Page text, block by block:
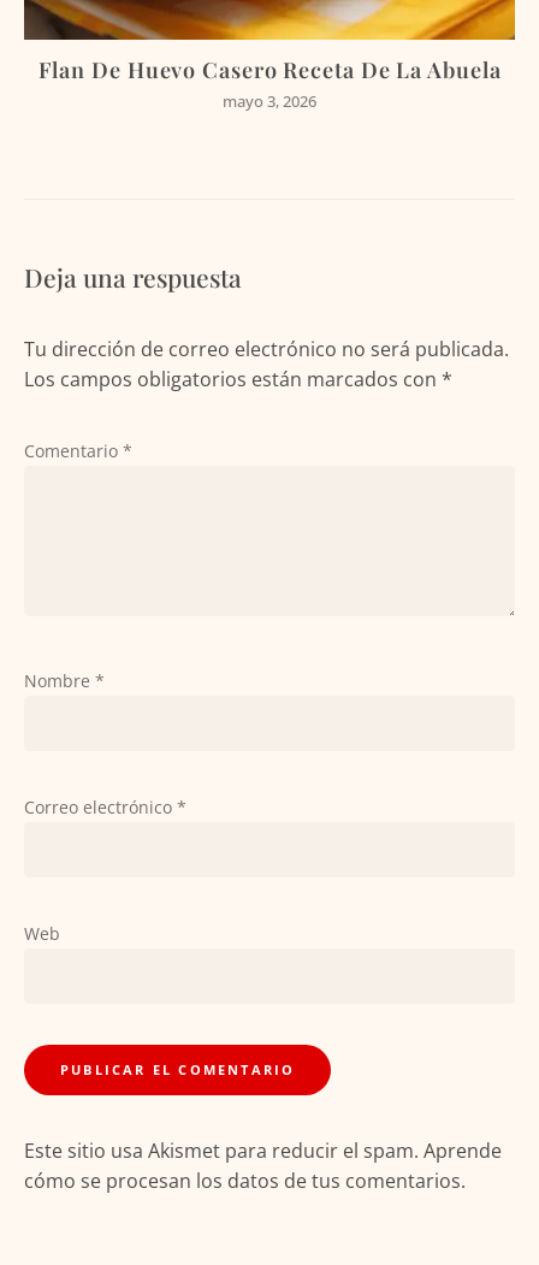
Flan De Huevo Casero Receta De La Abuela
mayo 3, 2026
Deja una respuesta
Tu dirección de correo electrónico no será publicada.
Los campos obligatorios están marcados con *
Comentario *
Nombre *
Correo electrónico *
Web
Este sitio usa Akismet para reducir el spam. Aprende
cómo se procesan los datos de tus comentarios.